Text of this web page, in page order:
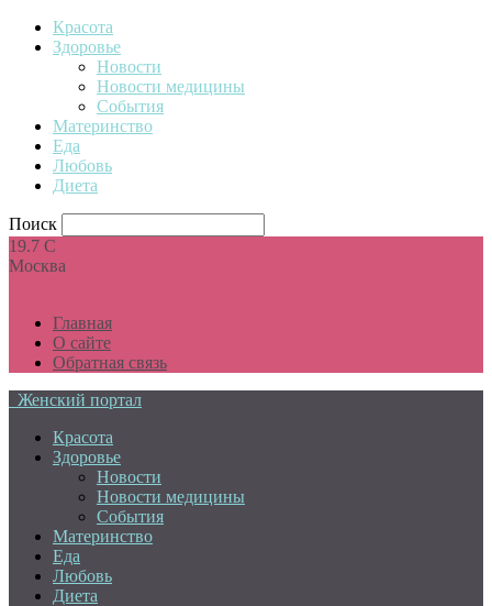
Красота
Здоровье
Новости
Новости медицины
События
Материнство
Еда
Любовь
Диета
Поиск
19.7 C
Москва
Главная
О сайте
Обратная связь
Женский портал
Красота
Здоровье
Новости
Новости медицины
События
Материнство
Еда
Любовь
Диета